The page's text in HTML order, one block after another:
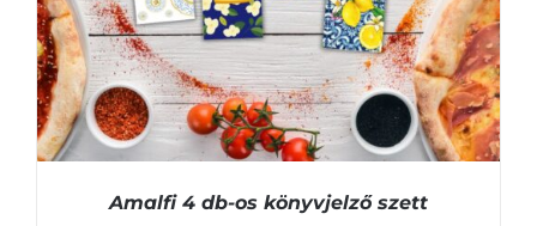
Amalfi 4 db-os könyvjelző szett